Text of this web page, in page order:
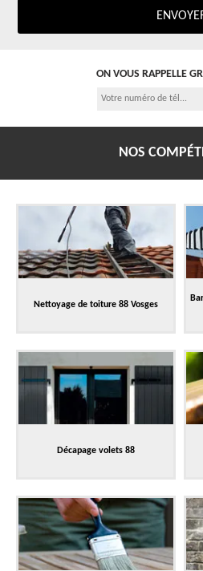
ON VOUS RAPPELLE
NOS
Nettoyage de toiture 88 Vosges
Décapage volets 88